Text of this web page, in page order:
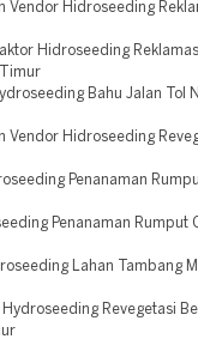
Vendor Hidroseeding
Hidroseeding
Timur
Bahu Jalan Tol
Vendor Hidroseeding
Penanaman
Penanaman Rumput
Lahan Tambang
Revegetasi